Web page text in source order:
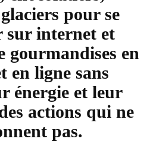
pour se
sur internet et
gourmandises en
en ligne sans
énergie et leur
actions qui ne
pas.